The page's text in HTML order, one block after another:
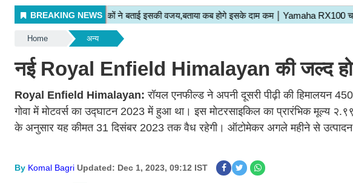
Home अन्य
नई Royal Enfield Himalayan की जल्द
Royal Enfield Himalayan:रॉयल एनफील्ड ने अपनी दूसरी पीढ़ी की हिमालयन
गोवा में मोटवर्स का उद्घाटन 2023 में हुआ था। इस मोटरसाइकिल का प्रारंभिक
के अनुसार यह कीमत 31 दिसंबर 2023 तक वैध रहेगी। ऑटोमेकर अगले महीने से उत्पादन
By Komal Bagri Updated: Dec 1, 2023, 09:12 IST